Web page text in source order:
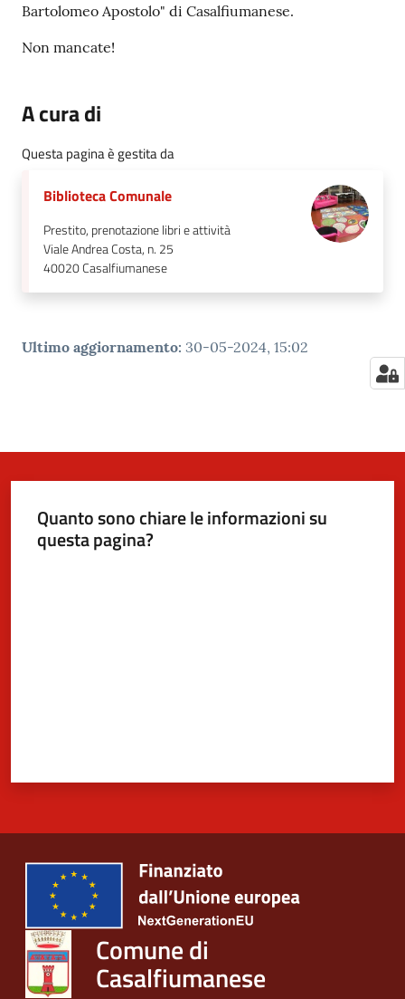
Bartolomeo Apostolo" di Casalfiumanese.
Non mancate!
A cura di
Questa pagina è gestita da
Biblioteca Comunale
Prestito, prenotazione libri e attività
Viale Andrea Costa, n. 25
40020Casalfiumanese
Ultimo aggiornamento: 30-05-2024, 15:02
Quanto sono chiare le informazioni su
questa pagina?
Comune di
Casalfiumanese